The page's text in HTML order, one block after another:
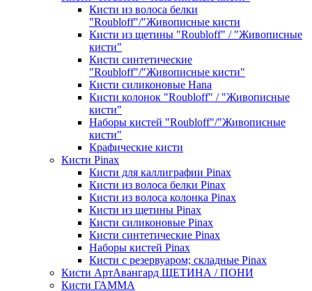
Кисти из волоса белки
"Roubloff"/"Живописные кисти
Кисти из щетины "Roubloff" / "Живописные
кисти"
Кисти синтетические
"Roubloff"/"Живописные кисти"
Кисти силиконовые Hana
Кисти колонок "Roubloff" / "Живописные
кисти"
Наборы кистей "Roubloff"/"Живописные
кисти"
Крафические кисти
Кисти Pinax
Кисти для каллиграфии Pinax
Кисти из волоса белки Pinax
Кисти из волоса колонка Pinax
Кисти из щетины Pinax
Кисти силиконовые Pinax
Кисти синтетические Pinax
Наборы кистей Pinax
Кисти с резервуаром; складные Pinax
Кисти АртАвангард ЩЕТИНА / ПОНИ
Кисти ГАММА